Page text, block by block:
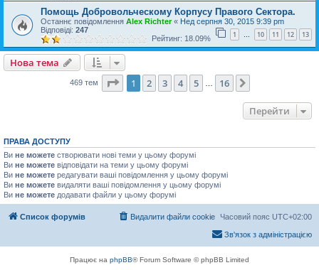
Помощь Добровольческому Корпусу Правого Сектора.
Останнє повідомлення Alex Richter« Нед серпня 30, 2015 9:39 pm
Відповіді: 247 1 … 10 11 12 13
Рейтинг: 18.09%
Нова тема
469 тем Сторінка1 16
1 2 3 4 5 16
Перейти
ПРАВА ДОСТУПУ
Ви не можете створювати нові теми у цьому форумі
Ви не можете відповідати на теми у цьому форумі
Ви не можете редагувати ваші повідомлення у цьому форумі
Ви не можете видаляти ваші повідомлення у цьому форумі
Ви не можете додавати файли у цьому форумі
Список форумів Часовий пояс UTC+02:00
Видалити файли cookie
Зв'язок з адміністрацією
Працює на phpBB® Forum Software © phpBB Limited